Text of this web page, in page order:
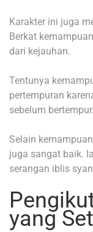
Karakter ini juga
Berkat
dari kejauhan.
Tentunya
pertempuran
sebelum bertempur.
Selain
juga sangat baik.
serangan iblis
yang